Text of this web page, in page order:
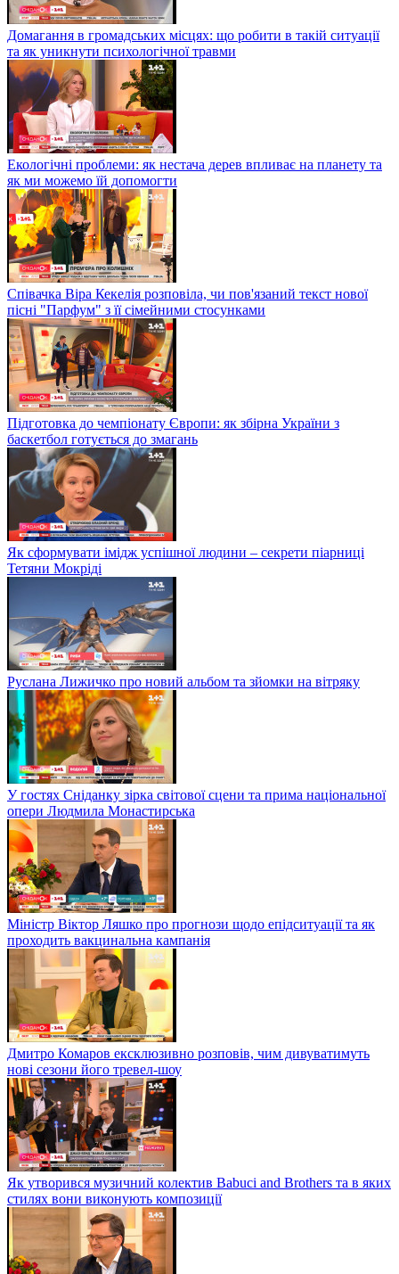
Домагання в громадських місцях: що робити в такій ситуації
та як уникнути психологічної травми
Екологічні проблеми: як нестача дерев впливає на планету та
як ми можемо їй допомогти
Співачка Віра Кекелія розповіла, чи пов'язаний текст нової
пісні "Парфум" з її сімейними стосунками
Підготовка до чемпіонату Європи: як збірна України з
баскетбол готується до змагань
Як сформувати імідж успішної людини – секрети піарниці
Тетяни Мокріді
Руслана Лижичко про новий альбом та зйомки на вітряку
У гостях Сніданку зірка світової сцени та прима національної
опери Людмила Монастирська
Міністр Віктор Ляшко про прогнози щодо епідситуації та як
проходить вакцинальна кампанія
Дмитро Комаров ексклюзивно розповів, чим дивуватимуть
нові сезони його тревел-шоу
Як утворився музичний колектив Babuci and Brothers та в яких
стилях вони виконують композиції